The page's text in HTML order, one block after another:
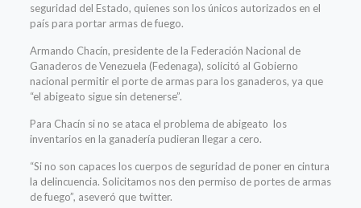
seguridad del Estado, quienes son los únicos autorizados en el
país para portar armas de fuego.
Armando Chacín, presidente de la Federación Nacional de
Ganaderos de Venezuela (Fedenaga), solicitó al Gobierno
nacional permitir el porte de armas para los ganaderos, ya que
“el abigeato sigue sin detenerse”.
Para Chacín si no se ataca el problema de abigeato los
inventarios en la ganadería pudieran llegar a cero.
“Si no son capaces los cuerpos de seguridad de poner en cintura
la delincuencia. Solicitamos nos den permiso de portes de armas
de fuego”, aseveró que twitter.